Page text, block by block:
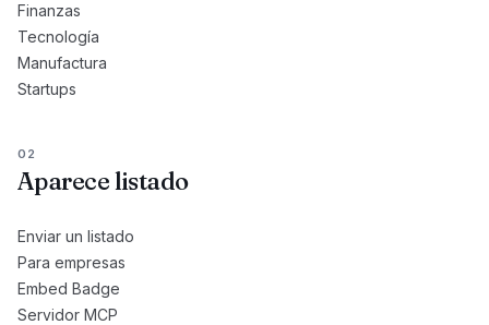
Finanzas
Tecnología
Manufactura
Startups
02
Aparece listado
Enviar un listado
Para empresas
Embed Badge
Servidor MCP